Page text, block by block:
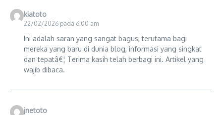
kiatoto
22/02/2026 pada 6:00 am
Ini adalah saran yang sangat bagus, terutama bagi
mereka yang baru di dunia blog, informasi yang singkat
dan tepatâ€¦ Terima kasih telah berbagi ini. Artikel yang
wajib dibaca.
jnetoto